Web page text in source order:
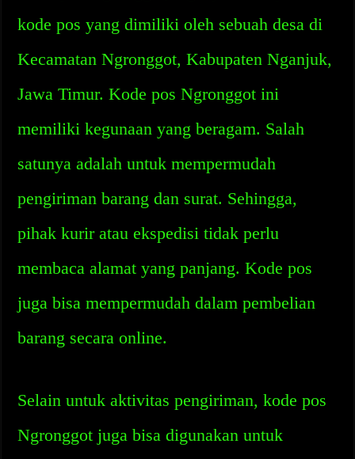
kode pos yang dimiliki oleh sebuah desa di
Kecamatan Ngronggot, Kabupaten Nganjuk,
Jawa Timur. Kode pos Ngronggot ini
memiliki kegunaan yang beragam. Salah
satunya adalah untuk mempermudah
pengiriman barang dan surat. Sehingga,
pihak kurir atau ekspedisi tidak perlu
membaca alamat yang panjang. Kode pos
juga bisa mempermudah dalam pembelian
barang secara online.
Selain untuk aktivitas pengiriman, kode pos
Ngronggot juga bisa digunakan untuk